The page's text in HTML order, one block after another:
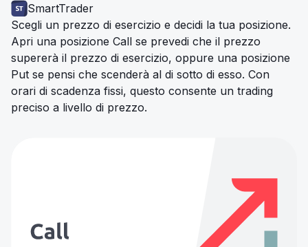
SmartTrader
Scegli un prezzo di esercizio e decidi la tua posizione.
Apri una posizione Call se prevedi che il prezzo
supererà il prezzo di esercizio, oppure una posizione
Put se pensi che scenderà al di sotto di esso. Con
orari di scadenza fissi, questo consente un trading
preciso a livello di prezzo.